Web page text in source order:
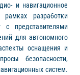
и навигационное
разработки
с представителями
для автономного
оснащения и
безопасности,
систем.